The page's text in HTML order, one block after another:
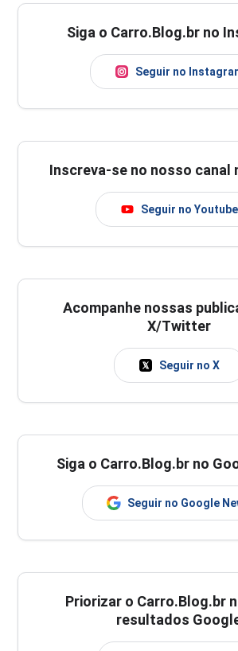
Siga o Carro.Blog.br no
Seguir no
Inscreva-se no nosso canal
Seguir no Youtube
Acompanhe nossas
X/Twitter
Seguir no X
Siga o Carro.Blog.br no
Seguir no Google
Priorizar o Carro.Blog.br
resultados